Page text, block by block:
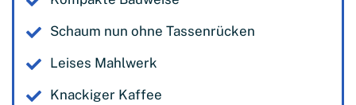
Schaum nun ohne Tassenrücken
Leises Mahlwerk
Knackiger Kaffee